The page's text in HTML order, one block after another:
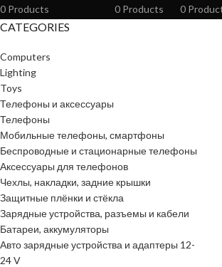
0 Products
0 Products
0
CATEGORIES
Computers
Lighting
Toys
Телефоны и аксессуары
Телефоны
Мобильные телефоны, смартфоны
Беспроводные и стационарные телефоны
Аксессуары для телефонов
Чехлы, накладки, задние крышки
Защитные плёнки и стёкла
Зарядные устройства, разъемы и кабели
Батареи, аккумуляторы
Авто зарядные устройства и адаптеры 12-
24 V